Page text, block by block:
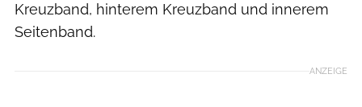
Kreuzband, hinterem Kreuzband und innerem
Seitenband.
ANZEIGE